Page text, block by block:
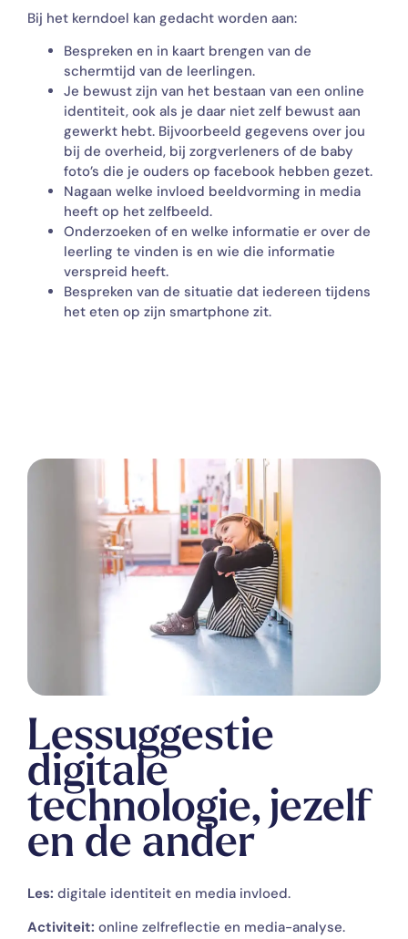
Bij het kerndoel kan gedacht worden aan:
Bespreken en in kaart brengen van de
schermtijd van de leerlingen.
Je bewust zijn van het bestaan van een online
identiteit, ook als je daar niet zelf bewust aan
gewerkt hebt. Bijvoorbeeld gegevens over jou
bij de overheid, bij zorgverleners of de baby
foto’s die je ouders op facebook hebben gezet.
Nagaan welke invloed beeldvorming in media
heeft op het zelfbeeld.
Onderzoeken of en welke informatie er over de
leerling te vinden is en wie die informatie
verspreid heeft.
Bespreken van de situatie dat iedereen tijdens
het eten op zijn smartphone zit.
Lessuggestie
digitale
technologie, jezelf
en de ander
Les: digitale identiteit en media invloed.
Activiteit: online zelfreflectie en media-analyse.